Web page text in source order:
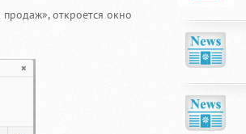
откроется окно